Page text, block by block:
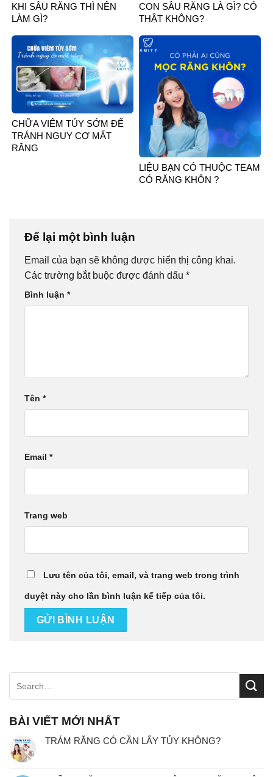
KHI SÂU RĂNG THÌ NÊN
LÀM GÌ?
CON SÂU RĂNG LÀ GÌ? CÓ
THẬT KHÔNG?
CHỮA VIÊM TỦY SỚM ĐỂ
TRÁNH NGUY CƠ MẤT
RĂNG
LIỆU BẠN CÓ THUỘC TEAM
CÓ RĂNG KHÔN ?
Để lại một bình luận
Email của bạn sẽ không được hiển thị công khai.
Các trường bắt buộc được đánh dấu *
Bình luận *
Tên *
Email *
Trang web
Lưu tên của tôi, email, và trang web trong trình
duyệt này cho lần bình luận kế tiếp của tôi.
BÀI VIẾT MỚI NHẤT
TRÁM RĂNG CÓ CẦN LẤY TỦY KHÔNG?